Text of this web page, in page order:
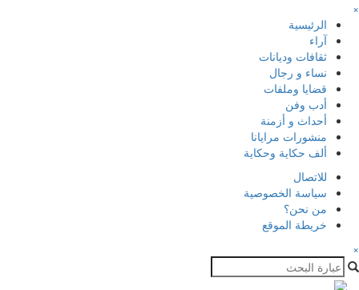
×
الرئيسية
آراء
ثقافات وديانات
نساء و رجال
قضايا وملفات
أدب وفن
أحداث و أزمنة
منشورات مرايانا
ألف حكاية وحكاية
للاتصال
سياسة الخصوصية
من نحن؟
خريطة الموقع
×